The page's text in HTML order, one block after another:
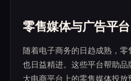
零售媒体与广告平台
随着电子商务的日趋成熟，
也日益精进。这些平台帮助品
大电商平台上的零售媒体投放